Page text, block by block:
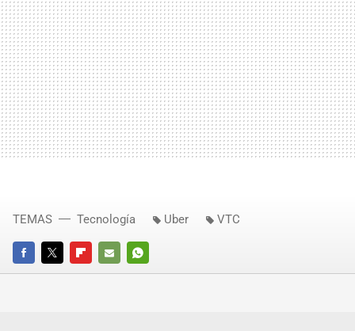
FACEBOOKTWITTERFLIPBOARD
E-
WHATSAPP
TEMAS Tecnología Uber VTC